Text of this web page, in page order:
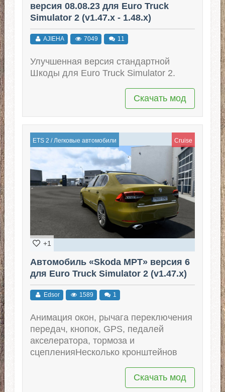
версия 08.08.23 для Euro Truck
Simulator 2 (v1.47.x - 1.48.x)
AJIEHA 7049 11
Улучшенная версия стандартной
Шкоды для Euro Truck Simulator 2.
Скачать мод
ETS 2 / Легковые автомобили Cruise
+1
Автомобиль «Skoda MPT» версия 6
для Euro Truck Simulator 2 (v1.47.x)
Edsor 1589 1
Анимация окон, рычага переключения
передач, кнопок, GPS, педалей
акселератора, тормоза и
сцепленияНесколько кронштейнов
Скачать мод